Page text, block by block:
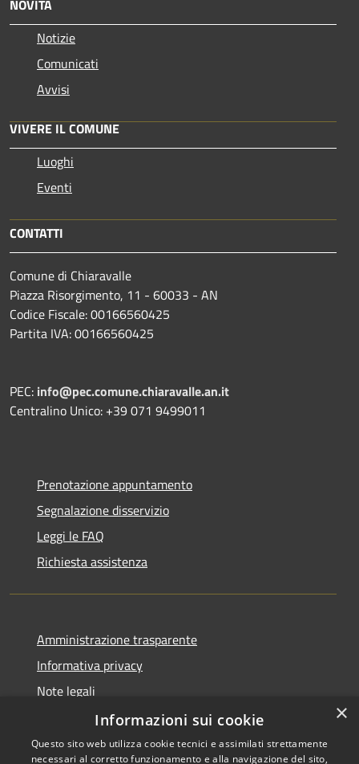
NOVITÀ
Notizie
Comunicati
Avvisi
VIVERE IL COMUNE
Luoghi
Eventi
CONTATTI
Comune di Chiaravalle
Piazza Risorgimento, 11 - 60033 - AN
Codice Fiscale: 00166560425
Partita IVA: 00166560425
PEC: info@pec.comune.chiaravalle.an.it
Centralino Unico: +39 071 9499011
Prenotazione appuntamento
Segnalazione disservizio
Leggi le FAQ
Richiesta assistenza
Amministrazione trasparente
Informativa privacy
Note legali
Dichiarazione di accessibilità
×
Informazioni sui cookie
Questo sito web utilizza cookie tecnici e assimilati strettamente
necessari al corretto funzionamento e alla navigazione del sito,